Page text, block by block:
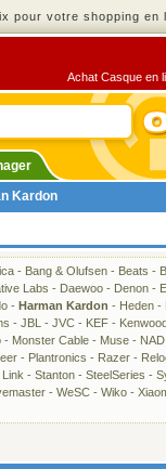
pour votre shopping en
Achat Casque en
Kardon
- Bang & Olufsen - Beats -
Labs - Daewoo - Denon -
- Harman Kardon - Heden -
- JBL - JVC - KEF -
- Monster Cable - Muse - NAD
- Plantronics - Razer -
- Stanton - SteelSeries -
- WeSC - Wiko -